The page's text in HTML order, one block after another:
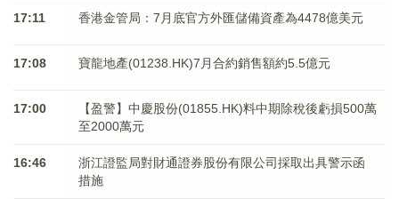
17:11 香港金管局：7月底官方外匯儲備資產為4478億美元
17:08 寶龍地產(01238.HK)7月合約銷售額約5.5億元
17:00
【盈警】中慶股份(01855.HK)料中期除稅後虧損500萬
至2000萬元
16:46
浙江證監局對財通證券股份有限公司採取出具警示函
措施